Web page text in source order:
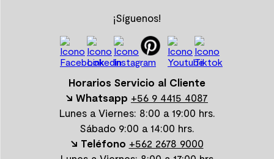
¡Síguenos!
Horarios Servicio al Cliente
↘ Whatsapp +56 9 4415 4087
Lunes a Viernes: 8:00 a 19:00 hrs.
Sábado 9:00 a 14:00 hrs.
↘ Teléfono +562 2678 9000